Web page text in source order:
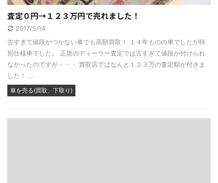
査定０円→１２３万円で売れました！
2017/5/14
古すぎて値段がつかない車でも高額買取！ １４年ものの車でしたが特
別仕様車でした。 正規のディーラー査定では古すぎて値段が付けられ
なかったのですが・・・ 買取店ではなんと１２３万の査定額が付きま
した！ ...
車を売る(買取、下取り)